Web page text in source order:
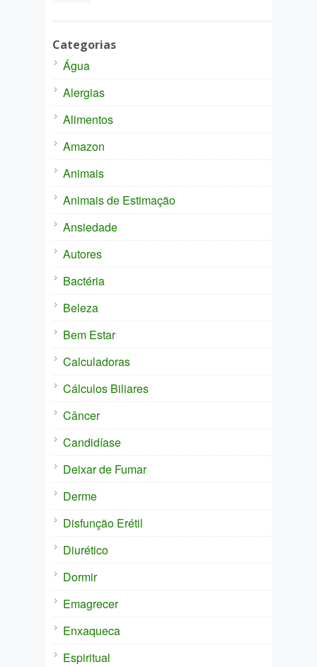
Categorias
Água
Alergias
Alimentos
Amazon
Animais
Animais de Estimação
Ansiedade
Autores
Bactéria
Beleza
Bem Estar
Calculadoras
Cálculos Biliares
Câncer
Candidíase
Deixar de Fumar
Derme
Disfunção Erétil
Diurético
Dormir
Emagrecer
Enxaqueca
Espiritual